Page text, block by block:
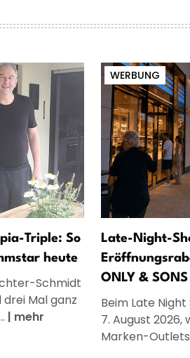
Triple: So
heute
Schmidt
Mal ganz
| mehr
WERBUNG
Late-Night-
ONLY & SONS
Beim Late
7. August 2026,
Marken-